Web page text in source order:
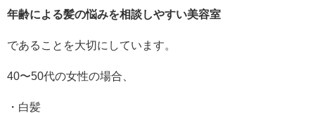
年齢による髪の悩みを相談しやすい美容室
であることを大切にしています。
40〜50代の女性の場合、
・白髪